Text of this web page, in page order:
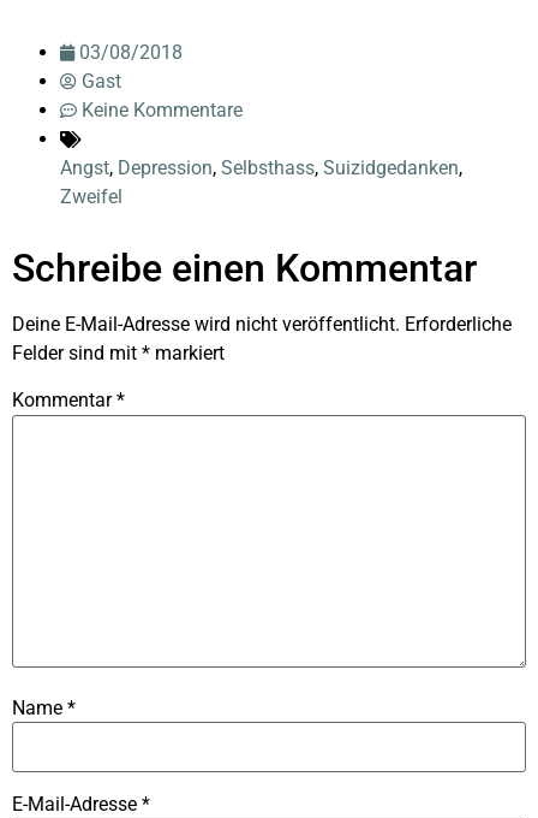
03/08/2018
Gast
Keine Kommentare
Angst, Depression, Selbsthass, Suizidgedanken,
Zweifel
Schreibe einen Kommentar
Deine E-Mail-Adresse wird nicht veröffentlicht. Erforderliche
Felder sind mit * markiert
Kommentar*
Name *
E-Mail-Adresse *